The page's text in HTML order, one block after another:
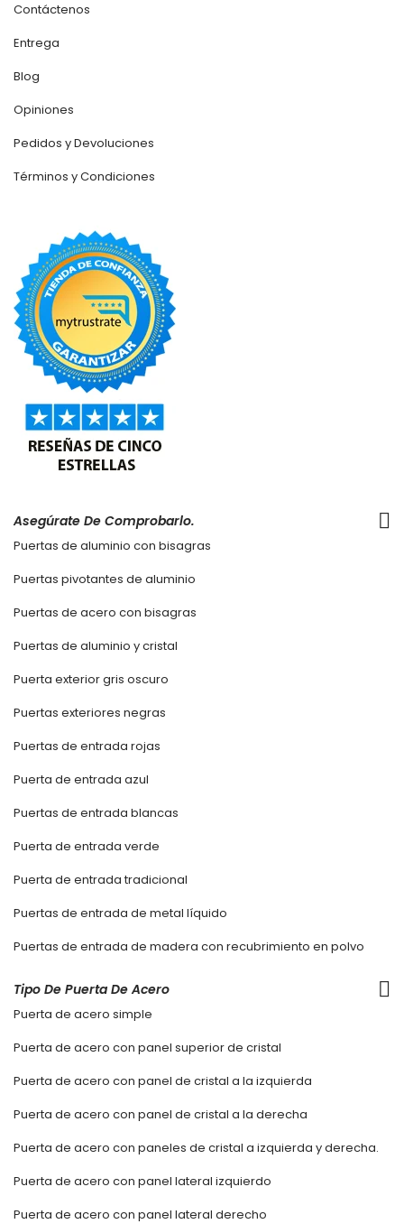
Contáctenos
Entrega
Blog
Opiniones
Pedidos y Devoluciones
Términos y Condiciones
Asegúrate De Comprobarlo.
Puertas de aluminio con bisagras
Puertas pivotantes de aluminio
Puertas de acero con bisagras
Puertas de aluminio y cristal
Puerta exterior gris oscuro
Puertas exteriores negras
Puertas de entrada rojas
Puerta de entrada azul
Puertas de entrada blancas
Puerta de entrada verde
Puerta de entrada tradicional
Puertas de entrada de metal líquido
Puertas de entrada de madera con recubrimiento en polvo
Tipo De Puerta De Acero
Puerta de acero simple
Puerta de acero con panel superior de cristal
Puerta de acero con panel de cristal a la izquierda
Puerta de acero con panel de cristal a la derecha
Puerta de acero con paneles de cristal a izquierda y derecha.
Puerta de acero con panel lateral izquierdo
Puerta de acero con panel lateral derecho